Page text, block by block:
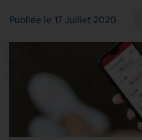
Publiée le 17 Juillet 2020